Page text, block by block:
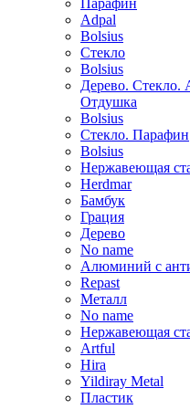
Парафин
Adpal
Bolsius
Стекло
Bolsius
Дерево. Стекло.
Отдушка
Bolsius
Стекло. Парафин
Bolsius
Нержавеющая
Herdmar
Бамбук
Грация
Дерево
No name
Алюминий с
Repast
Металл
No name
Нержавеющая
Artful
Hira
Yildiray Metal
Пластик